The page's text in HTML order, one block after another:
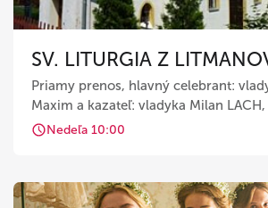
SV. LITURGIA Z
Priamy prenos, hlavný celebrant:
Maxim a kazateľ: vladyka Milan LACH,
Nedeľa 10:00